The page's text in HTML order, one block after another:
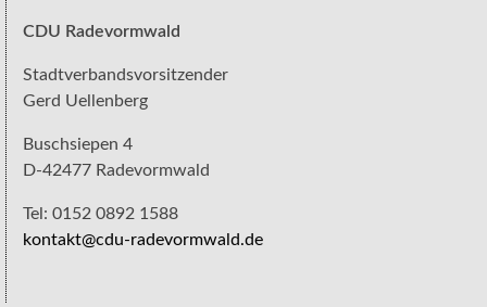
CDU Radevormwald
Stadtverbandsvorsitzender
Gerd Uellenberg
Buschsiepen 4
D-42477 Radevormwald
Tel: 0152 0892 1588
kontakt@cdu-radevormwald.de